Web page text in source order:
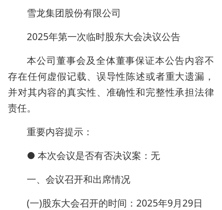
雪龙集团股份有限公司
2025年第一次临时股东大会决议公告
本公司董事会及全体董事保证本公告内容不
存在任何虚假记载、误导性陈述或者重大遗漏，
并对其内容的真实性、准确性和完整性承担法律
责任。
重要内容提示：
● 本次会议是否有否决议案：无
一、会议召开和出席情况
(一)股东大会召开的时间：2025年9月29日